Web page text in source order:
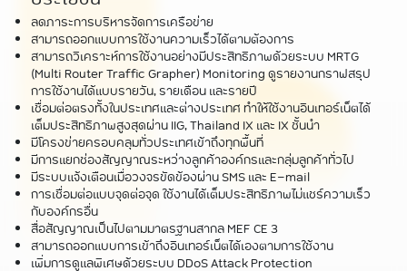
ลดภาระการบริหารจัดการเครือข่าย
สามารถออกแบบการใช้งานความเร็วได้ตามต้องการ
สามารถวิเคราะห์การใช้งานอย่างมีประสิทธิภาพด้วยระบบ MRTG
(Multi Router Traffic Grapher) Monitoring ดูรายงานกราฟสรุป
การใช้งานได้แบบรายวัน, รายเดือน และรายปี
เชื่อมต่อตรงทั้งในประเทศและต่างประเทศ ทำให้ใช้งานอินเทอร์เน็ตได้
เต็มประสิทธิภาพสูงสุดผ่าน IIG, Thailand IX และ IX ชั้นนำ
มีโครงข่ายครอบคลุมทั่วประเทศเข้าถึงทุกพื้นที่
มีการแยกช่องสัญญาณระหว่างลูกค้าองค์กรและกลุ่มลูกค้าทั่วไป
มีระบบแจ้งเตือนเมื่อวงจรขัดข้องผ่าน SMS และ E-mail
การเชื่อมต่อแบบจุดต่อจุด ใช้งานได้เต็มประสิทธิภาพไม่แชร์ความเร็ว
กับองค์กรอื่น
สื่อสัญญาณเป็นไปตามมาตรฐานสากล MEF CE 3
สามารถออกแบบการเข้าถึงอินเทอร์เน็ตได้เองตามการใช้งาน
เพิ่มการดูแลพิเศษด้วยระบบ DDoS Attack Protection